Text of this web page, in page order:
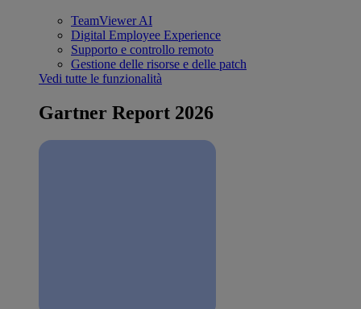
TeamViewer AI
Digital Employee Experience
Supporto e controllo remoto
Gestione delle risorse e delle patch
Vedi tutte le funzionalità
Gartner Report 2026